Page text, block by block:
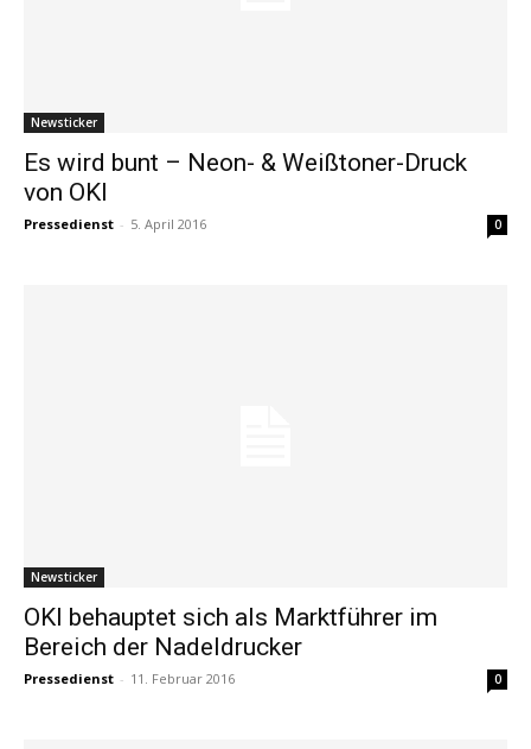
Newsticker
Es wird bunt – Neon- & Weißtoner-Druck
von OKI
Pressedienst - 5. April 2016 0
Newsticker
OKI behauptet sich als Marktführer im
Bereich der Nadeldrucker
Pressedienst - 11. Februar 2016 0